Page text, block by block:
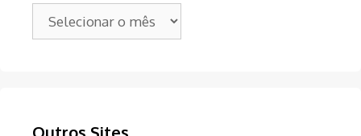
Arquivos